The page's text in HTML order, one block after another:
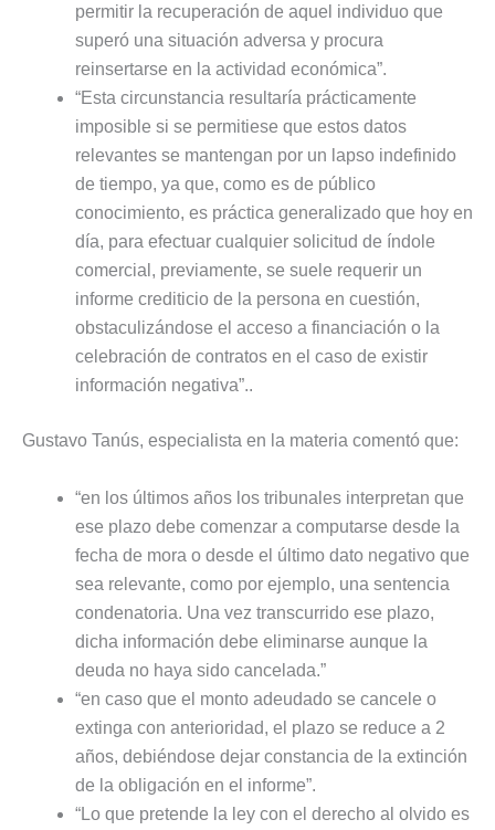
permitir la recuperación de aquel individuo que
superó una situación adversa y procura
reinsertarse en la actividad económica”.
“Esta circunstancia resultaría prácticamente
imposible si se permitiese que estos datos
relevantes se mantengan por un lapso indefinido
de tiempo, ya que, como es de público
conocimiento, es práctica generalizado que hoy en
día, para efectuar cualquier solicitud de índole
comercial, previamente, se suele requerir un
informe crediticio de la persona en cuestión,
obstaculizándose el acceso a financiación o la
celebración de contratos en el caso de existir
información negativa”..
Gustavo Tanús, especialista en la materia comentó que:
“en los últimos años los tribunales interpretan que
ese plazo debe comenzar a computarse desde la
fecha de mora o desde el último dato negativo que
sea relevante, como por ejemplo, una sentencia
condenatoria. Una vez transcurrido ese plazo,
dicha información debe eliminarse aunque la
deuda no haya sido cancelada.”
“en caso que el monto adeudado se cancele o
extinga con anterioridad, el plazo se reduce a 2
años, debiéndose dejar constancia de la extinción
de la obligación en el informe”.
“Lo que pretende la ley con el derecho al olvido es